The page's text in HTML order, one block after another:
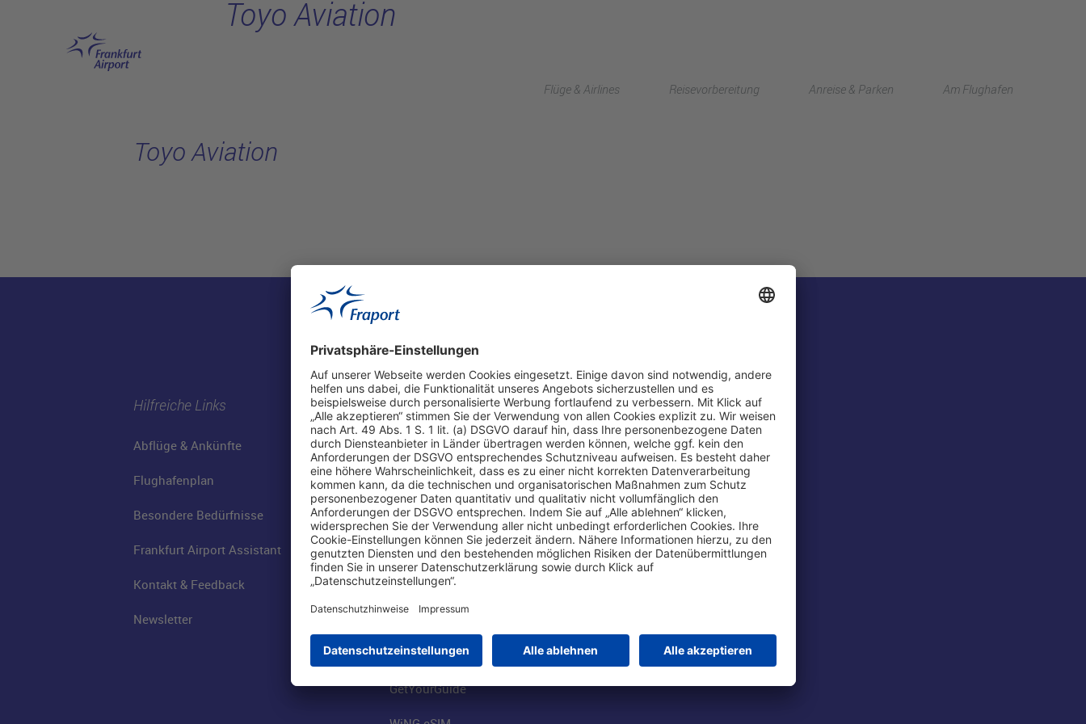
Flüge & Airlines Reisevorbereitung Anreise & Parken Am Flughafen
Toyo Aviation
Toyo Aviation
Hilfreiche Links
Abflüge & Ankünfte
Flughafenplan
Besondere Bedürfnisse
Frankfurt Airport Assistant
Kontakt & Feedback
Newsletter
Online einkaufen & buchen
Parkplätze
Online-Shop
Besucherservices
FRA SmartWay
Hotels am Standort
Mietwagen weltweit
Flüge buchen
GetYourGuide
Über uns
Fraport AG
Business am Airport
FRA Eventlocations
Jobs am Airport
Konzernstrategie